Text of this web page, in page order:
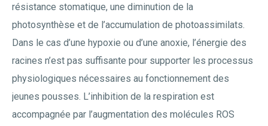
résistance stomatique, une diminution de la
photosynthèse et de l’accumulation de photoassimilats.
Dans le cas d’une hypoxie ou d’une anoxie, l’énergie des
racines n’est pas suffisante pour supporter les processus
physiologiques nécessaires au fonctionnement des
jeunes pousses. L’inhibition de la respiration est
accompagnée par l’augmentation des molécules ROS